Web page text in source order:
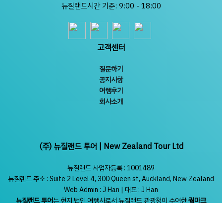
(주) 뉴질랜드 투어 | New Zealand Tour Ltd
뉴질랜드 사업자등록 : 1001489
뉴질랜드 주소 : Suite 2 Level 4, 300 Queen st, Auckland, New Zealand
Web Admin : J Han | 대표 : J Han
뉴질랜드 투어는 현지 법인 여행사로서 뉴질랜드 관광청이 수여한퀄마크
뉴질랜드시간 기준: 9:00 - 18:00
고객센터
질문하기
공지사항
여행후기
회사소개